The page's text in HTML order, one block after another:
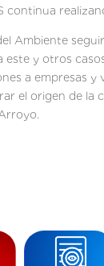
continua
Ambiente
este y otros
a empresas y
el origen de la